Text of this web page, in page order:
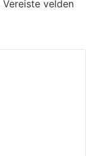
Vereiste velden